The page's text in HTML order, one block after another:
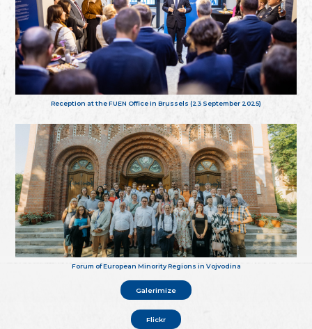
Reception at the FUEN Office in Brussels (23 September 2025)
Forum of European Minority Regions in Vojvodina
Galerimize
Flickr